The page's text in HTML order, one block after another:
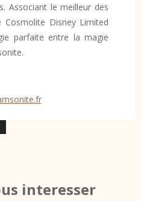
Associant le meilleur des
Cosmolite Disney Limited
parfaite entre la magie
interesser